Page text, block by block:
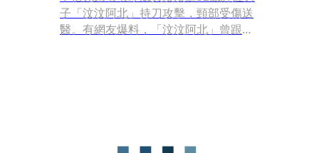
子「汶汶阿北」持刀攻擊，頸部受傷送
醫。有網友爆料，「汶汶阿北」曾跟蹤